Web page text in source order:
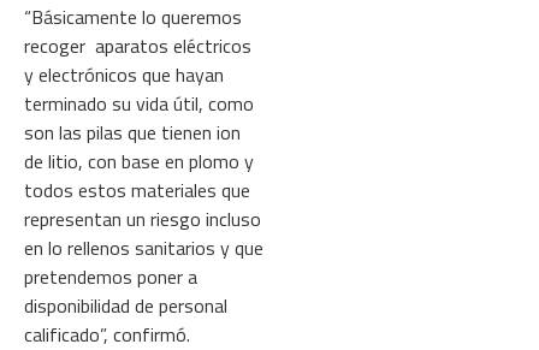
“Básicamente lo queremos
recoger aparatos eléctricos
y electrónicos que hayan
terminado su vida útil, como
son las pilas que tienen ion
de litio, con base en plomo y
todos estos materiales que
representan un riesgo incluso
en lo rellenos sanitarios y que
pretendemos poner a
disponibilidad de personal
calificado”, confirmó.